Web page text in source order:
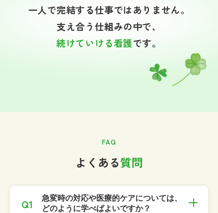
一人で完結する仕事ではありません。
支え合う仕組みの中で、
続けていける看護です。
FAQ
よくある質問
急変時の対応や医療的ケアについては、
どのように学べばよいですか？